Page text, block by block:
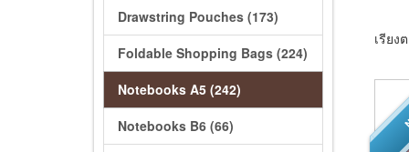
Drawstring Pouches (173)
Foldable Shopping Bags (224)
Notebooks A5 (242)
Notebooks B6 (66)
เรียง